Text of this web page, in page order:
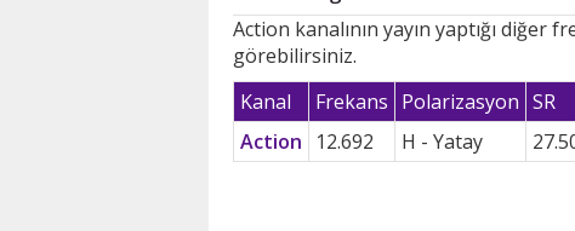
Action kanalının yayın yaptığı diğer
görebilirsiniz.
Kanal
Frekans Polarizasyon SR
Action
12.692 H - Yatay